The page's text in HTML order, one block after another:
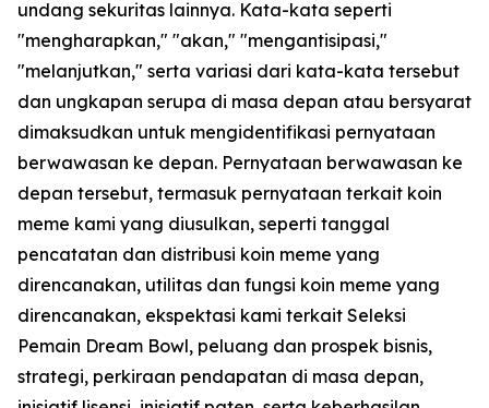
undang sekuritas lainnya. Kata-kata seperti
"mengharapkan," "akan," "mengantisipasi,"
"melanjutkan," serta variasi dari kata-kata tersebut
dan ungkapan serupa di masa depan atau bersyarat
dimaksudkan untuk mengidentifikasi pernyataan
berwawasan ke depan. Pernyataan berwawasan ke
depan tersebut, termasuk pernyataan terkait koin
meme kami yang diusulkan, seperti tanggal
pencatatan dan distribusi koin meme yang
direncanakan, utilitas dan fungsi koin meme yang
direncanakan, ekspektasi kami terkait Seleksi
Pemain Dream Bowl, peluang dan prospek bisnis,
strategi, perkiraan pendapatan di masa depan,